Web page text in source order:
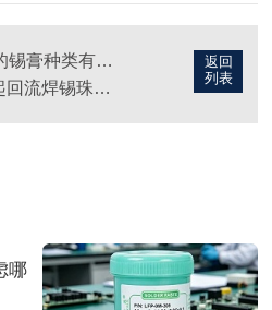
返回
列表
SMT贴片加工的锡膏种类有哪些？
什么原因会引起回流焊锡珠？如何解决？
哪